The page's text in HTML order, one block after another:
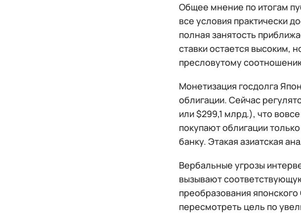
Общее мнение по итогам
все условия практически
полная занятость
ставки остается высоким,
пресловутому
Монетизация госдолга
облигации. Сейчас
или $299,1 млрд.), что
покупают облигации
банку. Этакая азиатская
Вербальные угрозы
вызывают
преобразования
пересмотреть цель по